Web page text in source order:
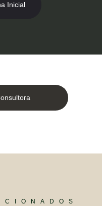
Inicial